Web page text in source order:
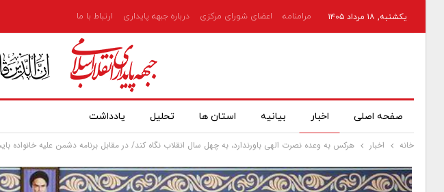
یکشنبه, ۱۸ مرداد ۱۴۰۵ مرامنامه اعضای شورای مرکزی درباره جبهه پایداری ارتباط با ما
صفحه اصلی اخبار بیانیه استان ها تحلیل یادداشت
خانه اخبار هرکس به وعده نصرت الهی باورندارد، به چهل سال انقلاب نگاه کند/ در مقابل برنامه دشمن علیه خانواده